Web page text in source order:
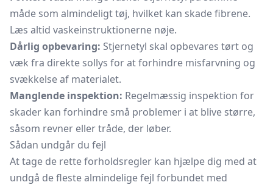
måde som almindeligt tøj, hvilket kan skade fibrene.
Læs altid vaskeinstruktionerne nøje.
Dårlig opbevaring: Stjernetyl skal opbevares tørt og
væk fra direkte sollys for at forhindre misfarvning og
svækkelse af materialet.
Manglende inspektion: Regelmæssig inspektion for
skader kan forhindre små problemer i at blive større,
såsom revner eller tråde, der løber.
Sådan undgår du fejl
At tage de rette forholdsregler kan hjælpe dig med at
undgå de fleste almindelige fejl forbundet med